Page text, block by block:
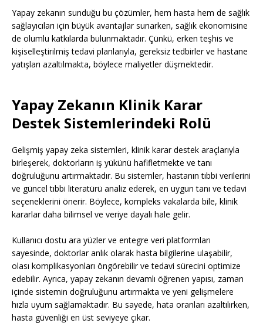
Yapay zekanın sunduğu bu çözümler, hem hasta hem de sağlık
sağlayıcıları için büyük avantajlar sunarken, sağlık ekonomisine
de olumlu katkılarda bulunmaktadır. Çünkü, erken teşhis ve
kişiselleştirilmiş tedavi planlarıyla, gereksiz tedbirler ve hastane
yatışları azaltılmakta, böylece maliyetler düşmektedir.
Yapay Zekanın Klinik Karar
Destek Sistemlerindeki Rolü
Gelişmiş yapay zeka sistemleri, klinik karar destek araçlarıyla
birleşerek, doktorların iş yükünü hafifletmekte ve tanı
doğruluğunu artırmaktadır. Bu sistemler, hastanın tıbbi verilerini
ve güncel tıbbi literatürü analiz ederek, en uygun tanı ve tedavi
seçeneklerini önerir. Böylece, kompleks vakalarda bile, klinik
kararlar daha bilimsel ve veriye dayalı hale gelir.
Kullanıcı dostu ara yüzler ve entegre veri platformları
sayesinde, doktorlar anlık olarak hasta bilgilerine ulaşabilir,
olası komplikasyonları öngörebilir ve tedavi sürecini optimize
edebilir. Ayrıca, yapay zekanın devamlı öğrenen yapısı, zaman
içinde sistemin doğruluğunu artırmakta ve yeni gelişmelere
hızla uyum sağlamaktadır. Bu sayede, hata oranları azaltılırken,
hasta güvenliği en üst seviyeye çıkar.